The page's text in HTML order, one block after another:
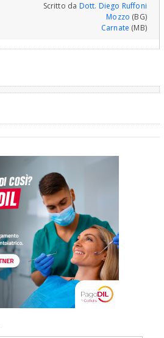
Scritto da Dott. Diego Ruffoni
Mozzo (BG)
Carnate (MB)